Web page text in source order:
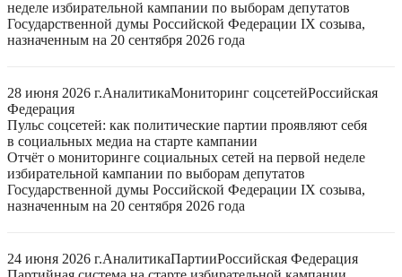
неделе избирательной кампании по выборам депутатов
Государственной думы Российской Федерации IX созыва,
назначенным на 20 сентября 2026 года
28 июня 2026 г.АналитикаМониторинг соцсетейРоссийская
Федерация
Пульс соцсетей: как политические партии проявляют себя
в социальных медиа на старте кампании
Отчёт о мониторинге социальных сетей на первой неделе
избирательной кампании по выборам депутатов
Государственной думы Российской Федерации IX созыва,
назначенным на 20 сентября 2026 года
24 июня 2026 г.АналитикаПартииРоссийская Федерация